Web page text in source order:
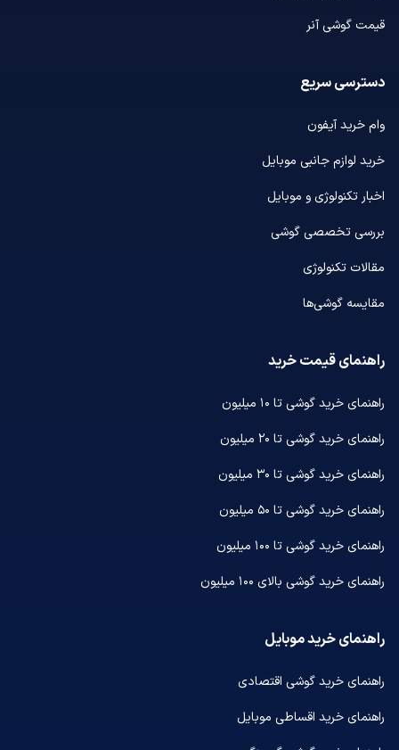
قیمت گوشی آنر
دسترسی سریع
وام خرید آیفون
خرید لوازم جانبی موبایل
اخبار تکنولوژی و موبایل
بررسی تخصصی گوشی
مقالات تکنولوژی
مقایسه گوشی‌ها
راهنمای قیمت خرید
راهنمای خرید گوشی تا ۱۰ میلیون
راهنمای خرید گوشی تا ۲۰ میلیون
راهنمای خرید گوشی تا ۳۰ میلیون
راهنمای خرید گوشی تا ۵۰ میلیون
راهنمای خرید گوشی تا ۱۰۰ میلیون
راهنمای خرید گوشی بالای ۱۰۰ میلیون
راهنمای خرید موبایل
راهنمای خرید گوشی اقتصادی
راهنمای خرید اقساطی موبایل